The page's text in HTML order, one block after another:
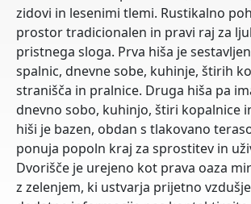
zidovi in ​​lesenimi tlemi. Rustikalno
prostor tradicionalen in pravi raj za
pristnega sloga. Prva hiša je
spalnic, dnevne sobe, kuhinje, štirih
stranišča in pralnice. Druga hiša pa
dnevno sobo, kuhinjo, štiri kopalnice
hiši je bazen, obdan s tlakovano
ponuja popoln kraj za sprostitev in
Dvorišče je urejeno kot prava oaza
z zelenjem, ki ustvarja prijetno